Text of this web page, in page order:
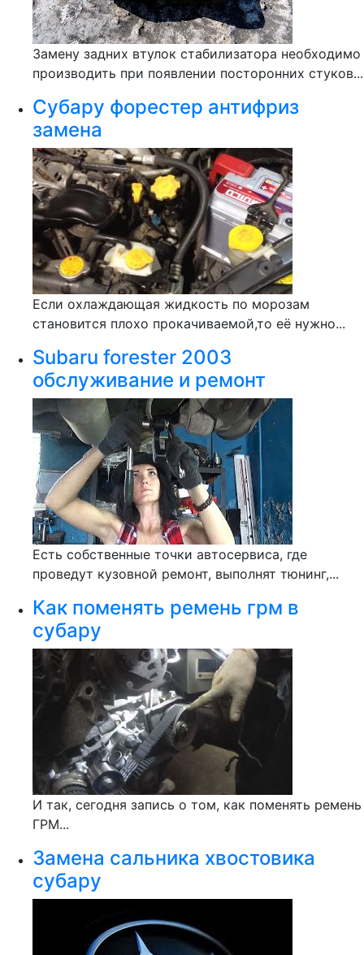
Замену задних втулок стабилизатора необходимо
производить при появлении посторонних стуков...
Субару форестер антифриз
замена
Если охлаждающая жидкость по морозам
становится плохо прокачиваемой,то её нужно...
Subaru forester 2003
обслуживание и ремонт
Есть собственные точки автосервиса, где
проведут кузовной ремонт, выполнят тюнинг,...
Как поменять ремень грм в
субару
И так, сегодня запись о том, как поменять ремень
ГРМ...
Замена сальника хвостовика
субару